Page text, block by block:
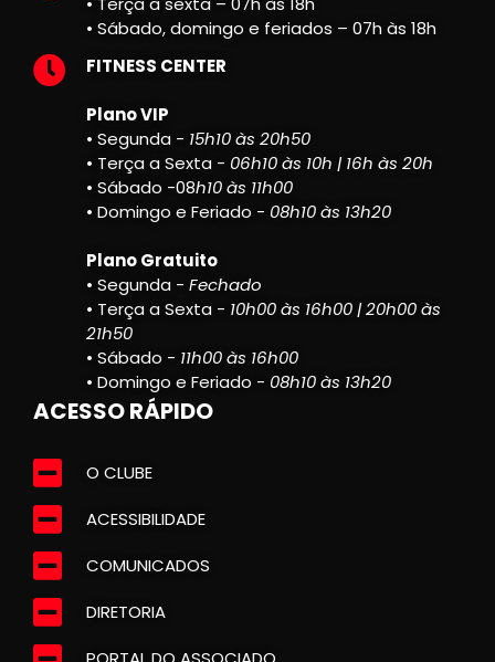
• Sábado, domingo e feriados – 07h às 18h
FITNESS CENTER
Plano VIP
• Segunda - 15h10 às 20h50
• Terça a Sexta - 06h10 às 10h | 16h às 20h
• Sábado -08h10 às 11h00
• Domingo e Feriado - 08h10 às 13h20
Plano Gratuito
• Segunda - Fechado
• Terça a Sexta - 10h00 às 16h00 | 20h00 às
21h50
• Sábado - 11h00 às 16h00
• Domingo e Feriado - 08h10 às 13h20
ACESSO RÁPIDO
O CLUBE
ACESSIBILIDADE
COMUNICADOS
DIRETORIA